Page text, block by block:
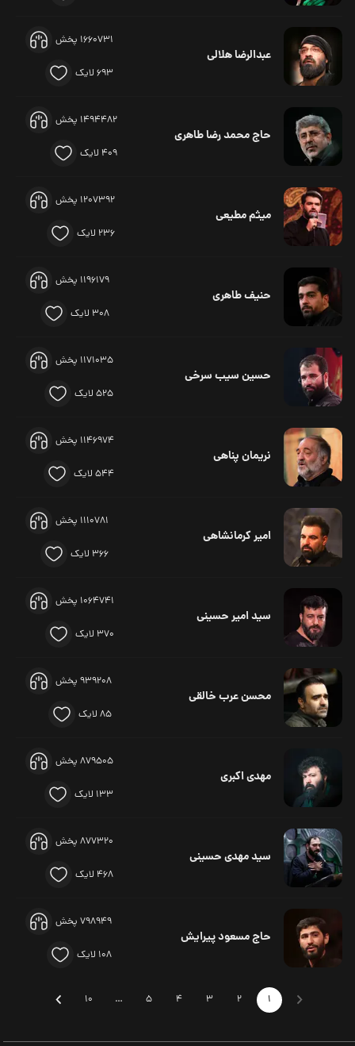
عبدالرضا هلالی
1660731 پخش
693 لایک
حاج محمد رضا طاهری
1494482 پخش
409 لایک
میثم مطیعی
1207392 پخش
236 لایک
حنیف طاهری
1196179 پخش
308 لایک
حسین سیب سرخی
1171035 پخش
525 لایک
نریمان پناهی
1146974 پخش
544 لایک
امیر کرمانشاهی
1110781 پخش
366 لایک
سید امیر حسینی
1064741 پخش
370 لایک
محسن عرب خالقی
939208 پخش
85 لایک
مهدی اکبری
879505 پخش
133 لایک
سید مهدی حسینی
877320 پخش
468 لایک
حاج مسعود پیرایش
798949 پخش
108 لایک
1
2
3
4
5
…
10